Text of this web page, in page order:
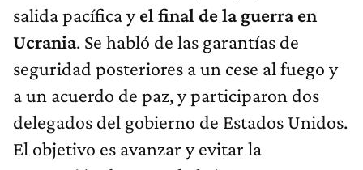
salida pacífica yel final de la guerra en
Ucrania. Se habló de las garantías de
seguridad posteriores a un cese al fuego y
a un acuerdo de paz, y participaron dos
delegados del gobierno de Estados Unidos.
El objetivo es avanzar y evitar la